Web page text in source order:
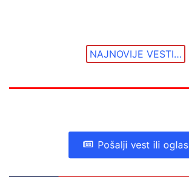
NAJNOVIJE VESTI…
Pošalji vest ili oglas